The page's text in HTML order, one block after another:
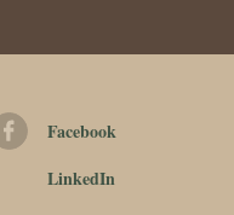
Facebook
LinkedIn